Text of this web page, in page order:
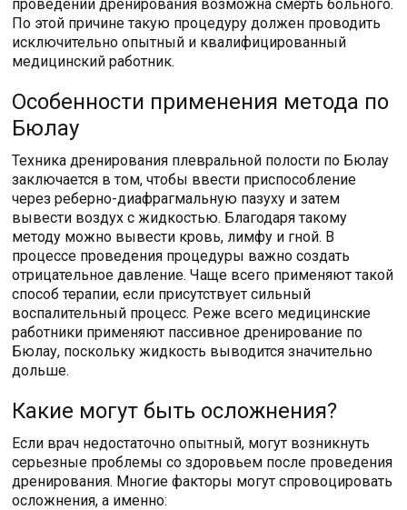
проведении дренирования возможна смерть больного.
По этой причине такую процедуру должен проводить
исключительно опытный и квалифицированный
медицинский работник.
Особенности применения метода по
Бюлау
Техника дренирования плевральной полости по Бюлау
заключается в том, чтобы ввести приспособление
через реберно-диафрагмальную пазуху и затем
вывести воздух с жидкостью. Благодаря такому
методу можно вывести кровь, лимфу и гной. В
процессе проведения процедуры важно создать
отрицательное давление. Чаще всего применяют такой
способ терапии, если присутствует сильный
воспалительный процесс. Реже всего медицинские
работники применяют пассивное дренирование по
Бюлау, поскольку жидкость выводится значительно
дольше.
Какие могут быть осложнения?
Если врач недостаточно опытный, могут возникнуть
серьезные проблемы со здоровьем после проведения
дренирования. Многие факторы могут спровоцировать
осложнения, а именно: